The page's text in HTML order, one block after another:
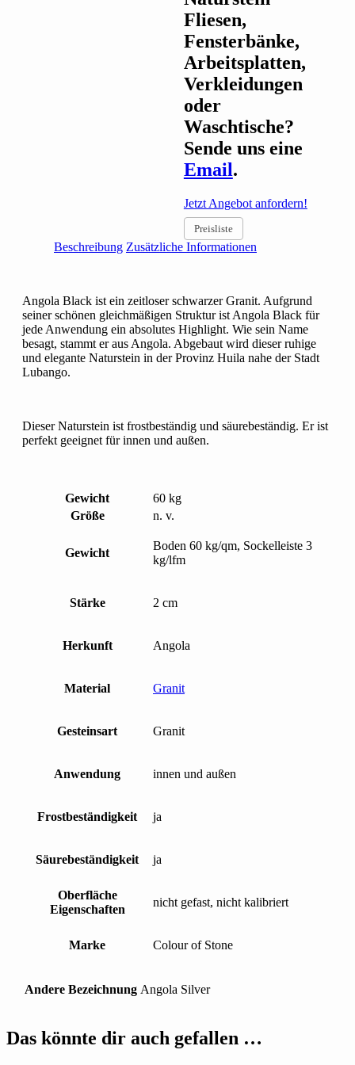
Fliesen,
Fensterbänke,
Arbeitsplatten,
Verkleidungen
oder
Waschtische?
Sende uns eine
Email .
Jetzt Angebot anfordern!
Preisliste
Beschreibung Zusätzliche Informationen
Angola Black ist ein zeitloser schwarzer Granit. Aufgrund
seiner schönen gleichmäßigen Struktur ist Angola Black für
jede Anwendung ein absolutes Highlight. Wie sein Name
besagt, stammt er aus Angola. Abgebaut wird dieser ruhige
und elegante Naturstein in der Provinz Huila nahe der Stadt
Lubango.
Dieser Naturstein ist frostbeständig und säurebeständig. Er ist
perfekt geeignet für innen und außen.
Gewicht
60 kg
Größe
n. v.
Gewicht
Boden 60 kg/qm, Sockelleiste 3
kg/lfm
Stärke 2 cm
Herkunft Angola
Material Granit
Gesteinsart Granit
Anwendung innen und außen
Frostbeständigkeit ja
Säurebeständigkeit ja
Oberfläche
Eigenschaften
nicht gefast, nicht kalibriert
Marke Colour of Stone
Andere Bezeichnung Angola Silver
Das könnte dir auch gefallen …